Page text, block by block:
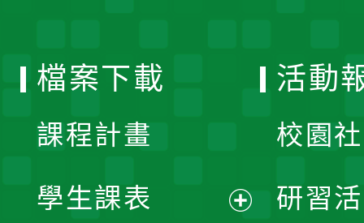
檔案下載
課程計畫
學生課表
活動
校園
研習